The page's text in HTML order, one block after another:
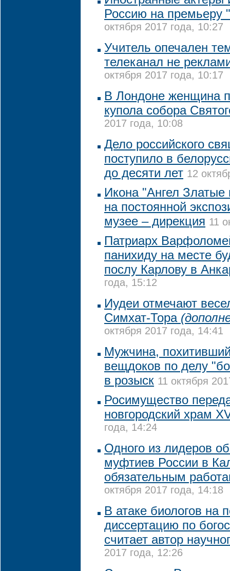
Россию на премьеру
октября 2017 года, 10:27
Учитель опечален
телеканал не
октября 2017 года, 10:17
В Лондоне женщина
купола собора
2017 года, 10:08
Дело российского
поступило в
до десяти лет 12
Икона "Ангел Златые
на постоянной
музее – дирекция 11
Патриарх
панихиду на месте
послу Карлову в
года, 15:12
Иудеи отмечают
Симхат-Тора
октября 2017 года, 14:41
Мужчина,
вещдоков по делу
в розыск 11 октября
Росимущество
новгородский храм
года, 14:24
Одного из лидеров
муфтиев России в
обязательным
октября 2017 года, 14:18
В атаке биологов на
диссертацию по
считает автор
2017 года, 12:26